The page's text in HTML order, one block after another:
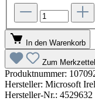
In den Warenkorb
Zum
Produktnummer:
Hersteller: Microsoft
Hersteller-Nr.: 4529632